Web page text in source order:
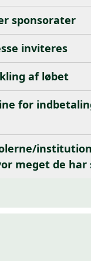
sponsorater
inviteres
- afvikling af løbet
for
meget de har